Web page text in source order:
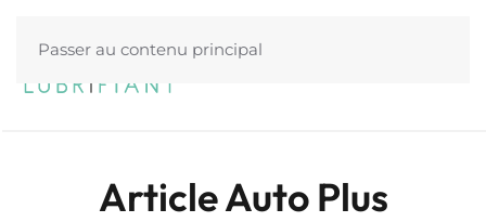
Passer au contenu principal
Article Auto Plus